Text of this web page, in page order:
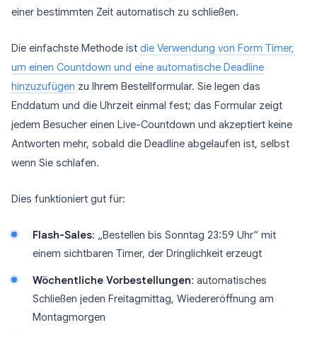
einer bestimmten Zeit automatisch zu schließen.
Die einfachste Methode ist die Verwendung von Form Timer,
um einen Countdown und eine automatische Deadline
hinzuzufügen zu Ihrem Bestellformular. Sie legen das
Enddatum und die Uhrzeit einmal fest; das Formular zeigt
jedem Besucher einen Live-Countdown und akzeptiert keine
Antworten mehr, sobald die Deadline abgelaufen ist, selbst
wenn Sie schlafen.
Dies funktioniert gut für:
Flash-Sales: „Bestellen bis Sonntag 23:59 Uhr“ mit
einem sichtbaren Timer, der Dringlichkeit erzeugt
Wöchentliche Vorbestellungen: automatisches
Schließen jeden Freitagmittag, Wiedereröffnung am
Montagmorgen